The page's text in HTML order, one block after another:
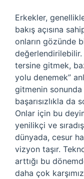
Erkekler,
bakış açısına
onların gözünde
değerlendirilebilir.
tersine gitmek,
yolu denemek”
gitmenin sonunda
başarısızlıkla da
Onlar için bu
yenilikçi ve
dünyada, cesur
vizyon taşır.
arttığı bu
daha çok